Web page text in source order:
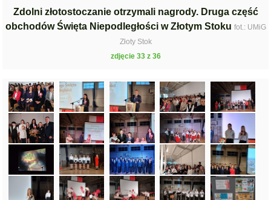
Zdolni złotostoczanie otrzymali nagrody. Druga część
obchodów Święta Niepodległości w Złotym Stoku fot.: UMiG
Złoty Stok
zdjęcie 33 z 36